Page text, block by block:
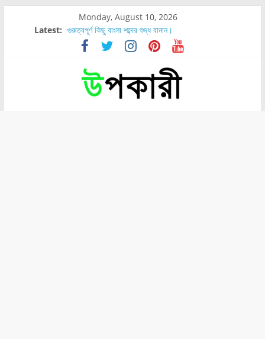
Monday, August 10, 2026
Latest: গুরুত্বপূর্ণ কিছু বাংলা শব্দের শুদ্ধ বানান।
শরীরের কোন অংশে বেডসোর বেশি হয়?
নাসাল টিউব কতদিন রাখা যায়?
রোগীর পিঠ, কোমর এবং পায়ে বেডসোর দেখা গেলে করণীয় কি?
পার্সিমন ফলের স্বাস্থ্য ও পুষ্টি উপকারিতা।